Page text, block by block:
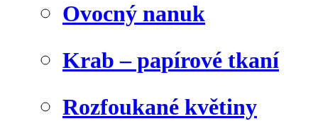
Ovocný nanuk
Krab – papírové tkaní
Rozfoukané květiny